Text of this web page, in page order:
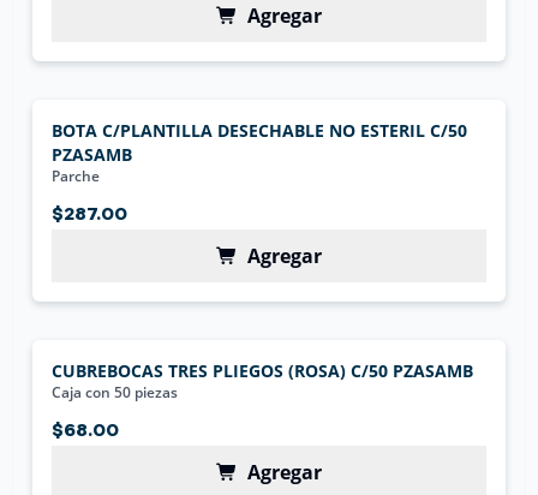
Agregar
BOTA C/PLANTILLA DESECHABLE NO ESTERIL C/50
PZASAMB
Parche
$287.00
Agregar
CUBREBOCAS TRES PLIEGOS (ROSA) C/50 PZASAMB
Caja con 50 piezas
$68.00
Agregar